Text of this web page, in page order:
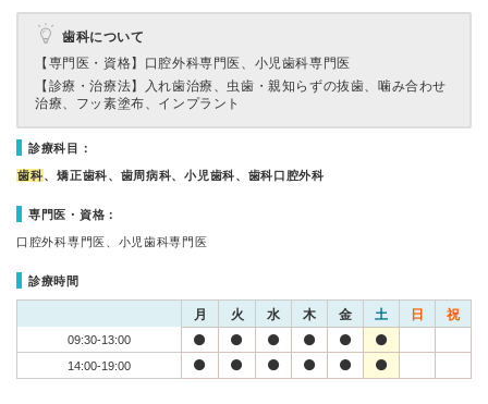
歯科について
【専門医・資格】 口腔外科専門医、小児歯科専門医
【診療・治療法】
入れ歯治療、虫歯・親知らずの抜歯、噛み合わせ
治療、フッ素塗布、インプラント
診療科目：
歯科、矯正歯科、歯周病科、小児歯科、歯科口腔外科
専門医・資格：
口腔外科専門医、小児歯科専門医
診療時間
月 火 水 木 金 土 日 祝
09:30-13:00
14:00-19:00